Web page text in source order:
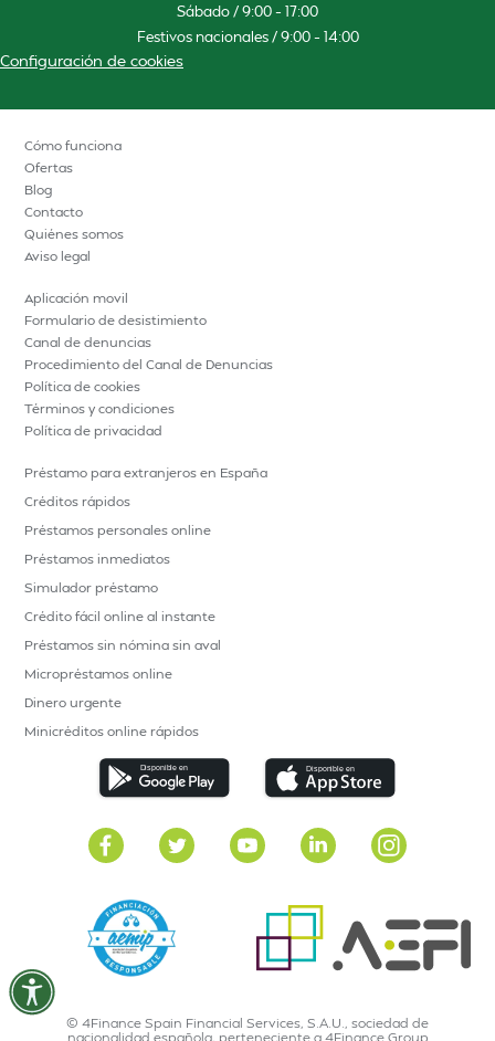
Sábado / 9:00 – 17:00
Festivos nacionales / 9:00 – 14:00
Configuración de cookies
Cómo funciona
Ofertas
Blog
Contacto
Quiénes somos
Aviso legal
Aplicación movil
Formulario de desistimiento
Canal de denuncias
Procedimiento del Canal de Denuncias
Política de cookies
Términos y condiciones
Política de privacidad
Préstamo para extranjeros en España
Créditos rápidos
Préstamos personales online
Préstamos inmediatos
Simulador préstamo
Crédito fácil online al instante
Préstamos sin nómina sin aval
Micropréstamos online
Dinero urgente
Minicréditos online rápidos
© 4Finance Spain Financial Services, S.A.U., sociedad de
nacionalidad española, perteneciente a 4Finance Group